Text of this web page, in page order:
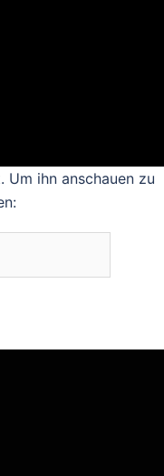
ihn anschauen zu